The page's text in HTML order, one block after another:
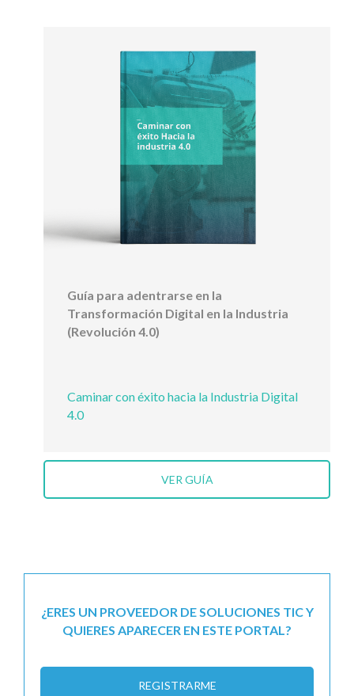
Guía para adentrarse en la
Transformación Digital en la Industria
(Revolución 4.0)
Caminar con éxito hacia la Industria Digital
4.0
VER GUÍA
¿ERES UN PROVEEDOR DE SOLUCIONES TIC Y
QUIERES APARECER EN ESTE PORTAL?
REGISTRARME